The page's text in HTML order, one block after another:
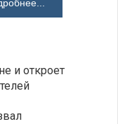
и откроет